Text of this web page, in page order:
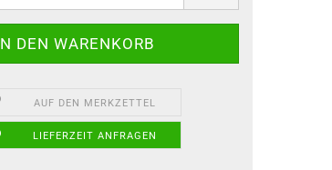
AUF DEN MERKZETTEL
LIEFERZEIT ANFRAGEN